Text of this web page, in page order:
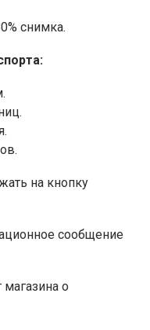
снимка.
на кнопку
сообщение
о